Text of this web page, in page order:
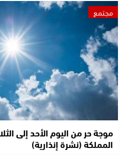
مجتمع
موجة حر من اليوم الأحد إلى
المملكة (نشرة إنذارية)